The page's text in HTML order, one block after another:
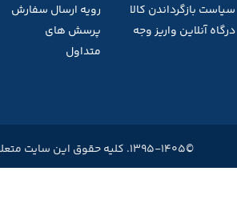
سیاست بازگرداندن کالا
درگاه آنلاین واریز وجه
رویه ارسال سفارش
پرسش های
متداول
©1395-1405. کلیه حقوق این سایت متعلق به طیف سنتر می باشد.